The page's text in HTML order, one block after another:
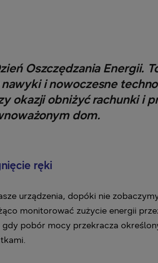
Oszczędzania Energii.
i nowoczesne
okazji obniżyć rachunki i
dom.
ręki
urządzenia, dopóki nie
monitorować zużycie energii
pobór mocy przekracza